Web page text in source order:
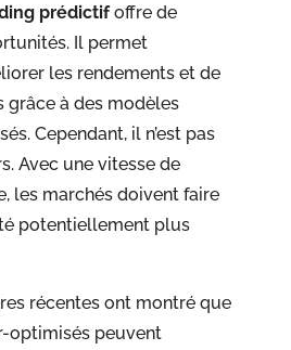
prédictifoffre de
Il permet
les rendements et de
grâce à des modèles
Cependant, il n’est pas
Avec une vitesse de
les marchés doivent faire
potentiellement plus
récentes ont montré que
optimisés peuvent